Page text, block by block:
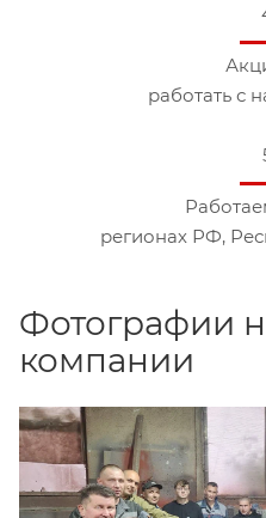
работать с
регионах РФ,
Фотографии
компании